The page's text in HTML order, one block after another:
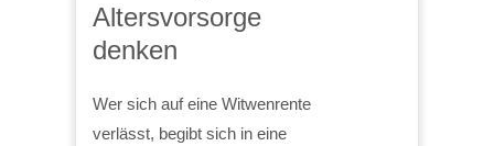
Altersvorsorge
denken
Wer sich auf eine Witwenrente
verlässt, begibt sich in eine